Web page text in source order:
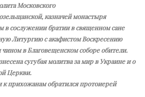
Московского
казначей монастыря
в сослужении братии в священном сане
Литургию с акафистом Воскресению
в Благовещенском соборе обители.
сугубая молитва за мир в Украине и о
Церкви.
к прихожанам обратился протоиерей